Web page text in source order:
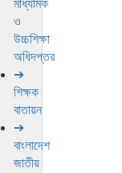
মাধ্যমিক
ও
উচ্চশিক্ষা
অধিদপ্তর
➔
শিক্ষক
বাতায়ন
➔
বাংলাদেশ
জাতীয়